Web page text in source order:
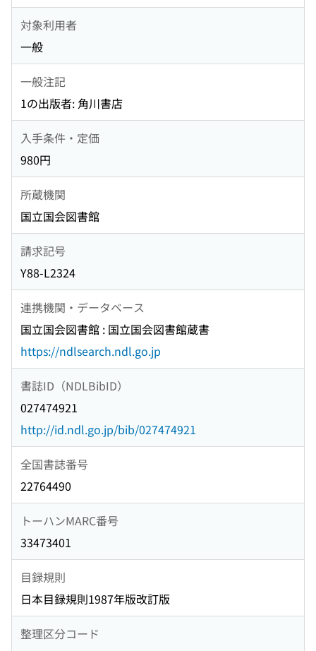
対象利用者
一般
一般注記
1の出版者: 角川書店
入手条件・定価
980円
所蔵機関
国立国会図書館
請求記号
Y88-L2324
連携機関・データベース
国立国会図書館 : 国立国会図書館蔵書
https://ndlsearch.ndl.go.jp
書誌ID（NDLBibID）
027474921
http://id.ndl.go.jp/bib/027474921
全国書誌番号
22764490
トーハンMARC番号
33473401
目録規則
日本目録規則1987年版改訂版
整理区分コード